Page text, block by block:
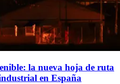
la nueva hoja de ruta
en España